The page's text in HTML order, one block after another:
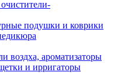
подушки и коврики
воздха, ароматизаторы
и ирригаторы